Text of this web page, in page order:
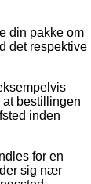
din pakke om
det respektive
bestillingen
inden
for en
sig nær